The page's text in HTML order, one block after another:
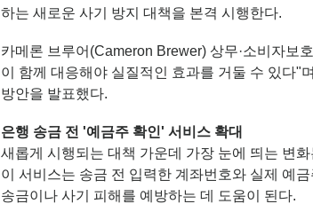
하는 새로운 사기 방지 대책을 본격 시행한다.
카메론 브루어(Cameron Brewer) 상무·소비자보
이 함께 대응해야 실질적인 효과를 거둘 수 있다"
방안을 발표했다.
은행 송금 전 '예금주 확인' 서비스 확대
새롭게 시행되는 대책 가운데 가장 눈에 띄는 변
이 서비스는 송금 전 입력한 계좌번호와 실제 예
송금이나 사기 피해를 예방하는 데 도움이 된다.